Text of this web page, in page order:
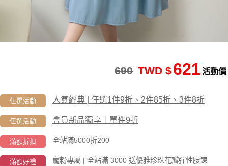
活動價
621
TWD $
690
任選活動 人氣經典 | 任選1件9折、2件85折、3件8折
任選活動 會員新品獨享｜單件9折
滿額折扣 全站滿5000折200
滿額好禮 寵粉專屬 | 全站滿 3000 送優雅珍珠花瓣彈性腰鍊